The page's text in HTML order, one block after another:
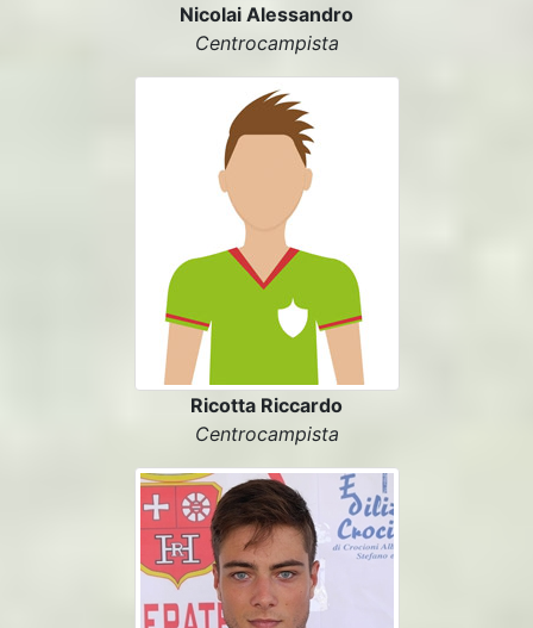
Nicolai Alessandro
Centrocampista
Ricotta Riccardo
Centrocampista